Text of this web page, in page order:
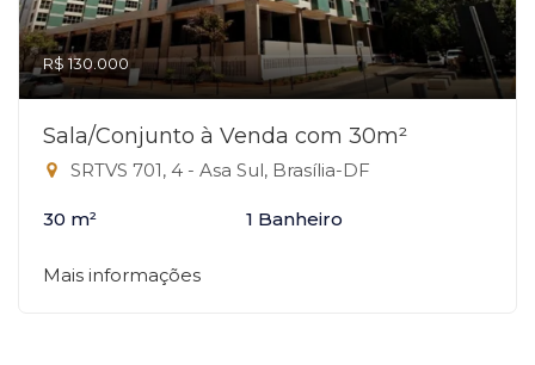
R$ 130.000
Sala/Conjunto à Venda com 30m²
SRTVS 701, 4 - Asa Sul, Brasília-DF
30 m² 1 Banheiro
Mais informações